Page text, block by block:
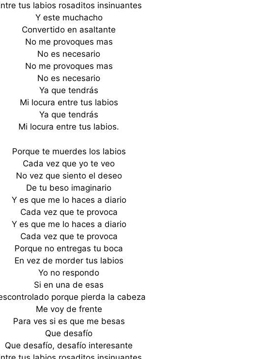
tus labios rosaditos insinuantes
Y este muchacho
Convertido en asaltante
No me provoques mas
No es necesario
No me provoques mas
No es necesario
Ya que tendrás
Mi locura entre tus labios
Ya que tendrás
Mi locura entre tus labios.
Porque te muerdes los labios
Cada vez que yo te veo
No vez que siento el deseo
De tu beso imaginario
Y es que me lo haces a diario
Cada vez que te provoca
Y es que me lo haces a diario
Cada vez que te provoca
Porque no entregas tu boca
En vez de morder tus labios
Yo no respondo
Si en una de esas
porque pierda la cabeza
Me voy de frente
Para ves si es que me besas
Que desafío
Que desafío, desafío interesante